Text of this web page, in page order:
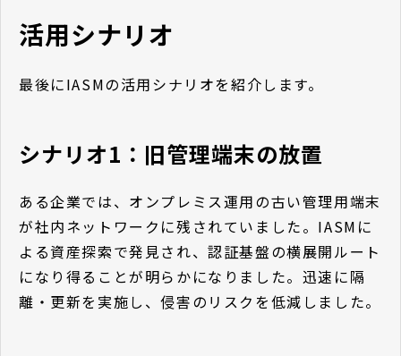
活用シナリオ
最後にIASMの活用シナリオを紹介します。
シナリオ1：旧管理端末の放置
ある企業では、オンプレミス運用の古い管理用端末
が社内ネットワークに残されていました。IASMに
よる資産探索で発見され、認証基盤の横展開ルート
になり得ることが明らかになりました。迅速に隔
離・更新を実施し、侵害のリスクを低減しました。